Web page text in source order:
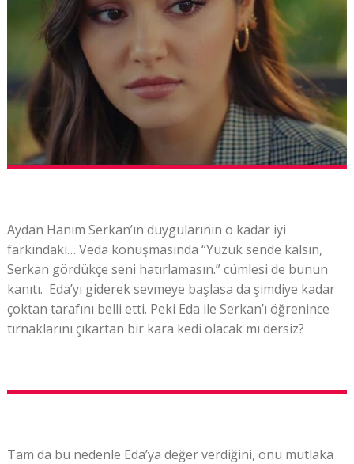
Aydan Hanım Serkan’ın duygularının o kadar iyi
farkındaki… Veda konuşmasında “Yüzük sende kalsın,
Serkan gördükçe seni hatırlamasın.” cümlesi de bunun
kanıtı. Eda’yı giderek sevmeye başlasa da şimdiye kadar
çoktan tarafını belli etti. Peki Eda ile Serkan’ı öğrenince
tırnaklarını çıkartan bir kara kedi olacak mı dersiz?
Tam da bu nedenle Eda’ya değer verdiğini, onu mutlaka